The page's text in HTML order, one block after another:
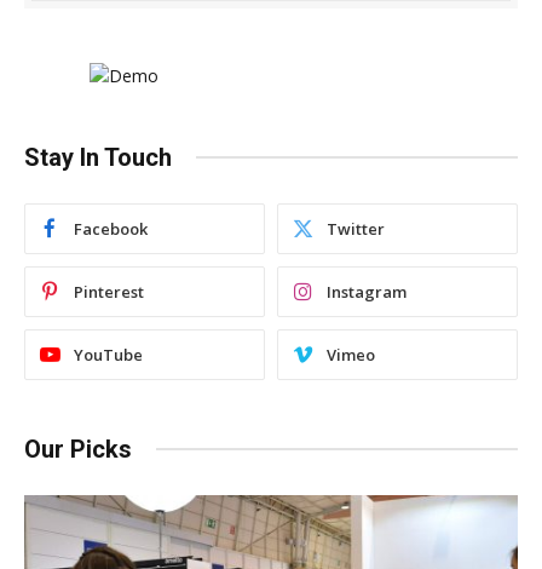
Stay In Touch
Facebook Twitter
Pinterest Instagram
YouTube Vimeo
Our Picks